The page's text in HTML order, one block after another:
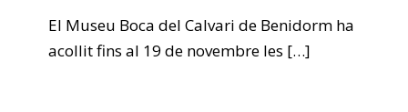
El Museu Boca del Calvari de Benidorm ha
acollit fins al 19 de novembre les […]